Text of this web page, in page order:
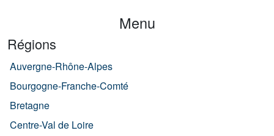
Menu
Régions
Auvergne-Rhône-Alpes
Bourgogne-Franche-Comté
Bretagne
Centre-Val de Loire